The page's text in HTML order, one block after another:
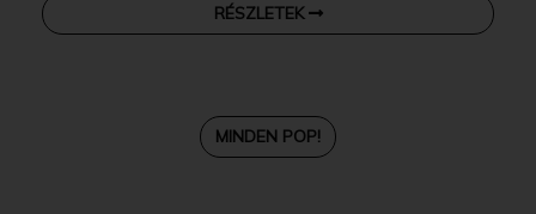
RÉSZLETEK
MINDEN POP!